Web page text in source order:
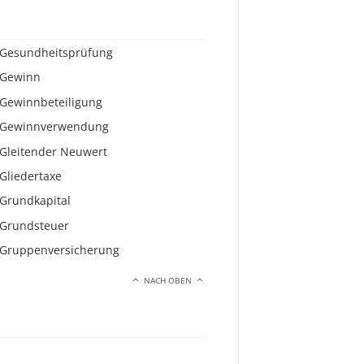
Gesundheitsprüfung
Gewinn
Gewinnbeteiligung
Gewinnverwendung
Gleitender Neuwert
Gliedertaxe
Grundkapital
Grundsteuer
Gruppenversicherung
NACH OBEN